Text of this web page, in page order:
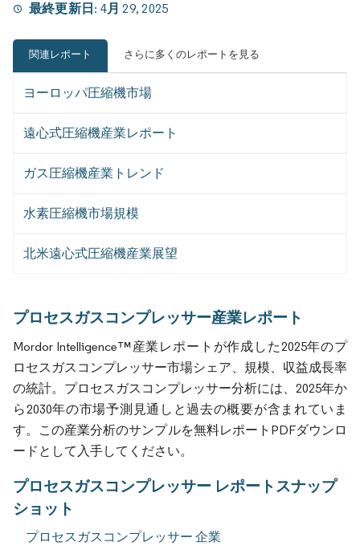
最終更新日: 4月 29, 2025
関連レポート さらに多くのレポートを見る
ヨーロッパ圧縮機市場
遠心式圧縮機産業レポート
ガス圧縮機産業トレンド
水素圧縮機市場規模
北米遠心式圧縮機産業展望
プロセスガスコンプレッサー産業レポート
Mordor Intelligence™産業レポートが作成した2025年のプ
ロセスガスコンプレッサー市場シェア、規模、収益成長率
の統計。プロセスガスコンプレッサー分析には、2025年か
ら2030年の市場予測見通しと過去の概要が含まれていま
す。この産業分析のサンプルを無料レポートPDFダウンロ
ードとして入手してください。
プロセスガスコンプレッサー レポートスナップ
ショット
プロセスガスコンプレッサー 企業